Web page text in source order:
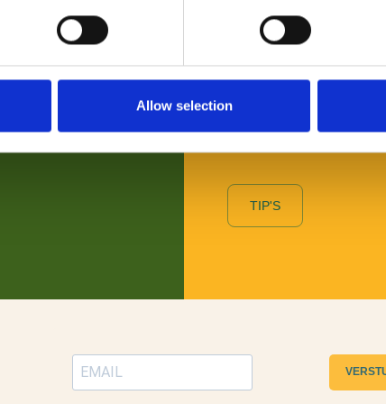
Allow selection
VOOR BEZOEKERS
Benieuwd naar wat er
wil je daarover graag
Toeristische
TIP'S